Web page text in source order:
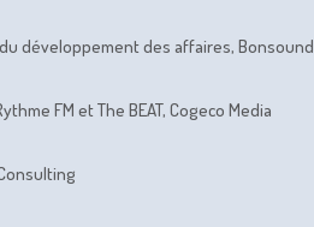
développement des affaires, Bonsound
FM et The BEAT, Cogeco Media